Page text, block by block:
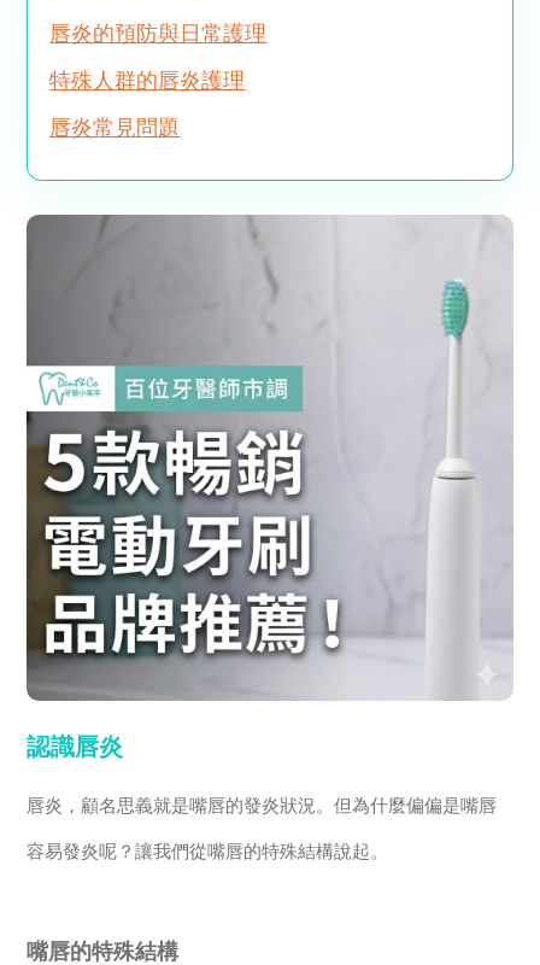
唇炎的預防與日常護理
特殊人群的唇炎護理
唇炎常見問題
認識唇炎
唇炎，顧名思義就是嘴唇的發炎狀況。但為什麼偏偏是嘴唇
容易發炎呢？讓我們從嘴唇的特殊結構說起。
嘴唇的特殊結構